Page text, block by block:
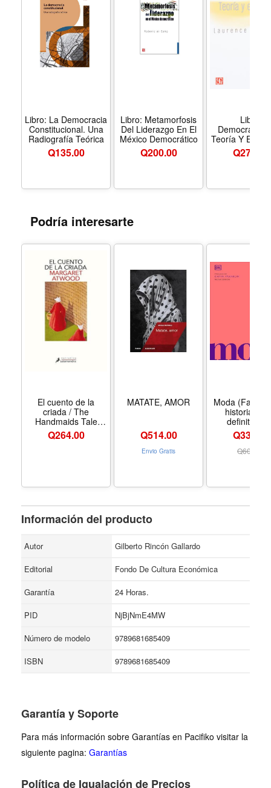
talante incluyente y público de la negación política que el
país requiere, los temas pendientes para una necesaria
reforma del Estado y la situación de los partidos políticos
y, en particular, de la izquierda mexicana.
Libro: La Democracia
Constitucional. Una
Radiografía Teórica
Q135.00
Libro: Metamorfosis
Del Liderazgo En El
México Democrático
Q200.00
Libro:
Teoría Y
Q270.00
Podría interesarte
El cuento de la
criada / The
Handmaids Tale
(Spanish Edition) -
Formato Paperback
Q264.00
MATATE, AMOR
Q514.00
Envio Gratis
Moda
historia
definitva
Definitive
Histories)
Edition) -
Q339.00
Q609.00
Información del producto
Autor
Gilberto Rincón Gallardo
Editorial
Fondo De Cultura Económica
Garantía
24 Horas.
PID
NjBjNmE4MW
Número de modelo
9789681685409
ISBN
9789681685409
Garantía y Soporte
Para más información sobre Garantías en Pacifiko visitar la
siguiente pagina: Garantías
Política de Igualación de Precios